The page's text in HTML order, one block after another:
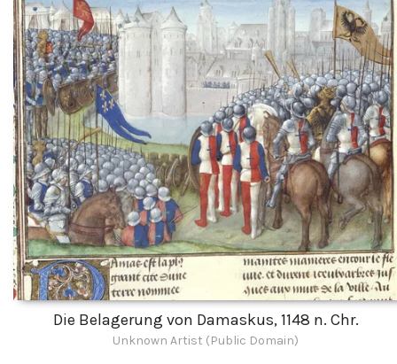
Die Belagerung von Damaskus, 1148 n. Chr.
Unknown Artist (Public Domain)